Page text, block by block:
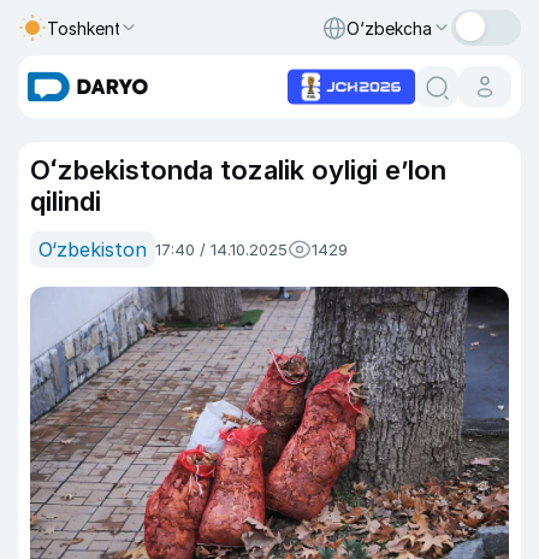
Toshkent O‘zbekcha
Oʻzbekistonda tozalik oyligi eʼlon
qilindi
O‘zbekiston 17:40 / 14.10.2025 1429